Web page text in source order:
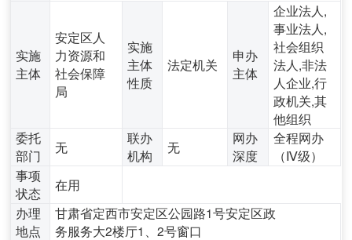
实施
主体
安定区人
力资源和
社会保障
局
实施
主体
性质
法定机关
申办
主体
企业法人,
事业法人,
社会组织
法人,非法
人企业,行
政机关,其
他组织
委托
部门
无
联办
机构
无
网办
深度
全程网办
（Ⅳ级）
事项
状态
在用
办理
地点
甘肃省定西市安定区公园路1号安定区政
务服务大2楼厅1、2号窗口